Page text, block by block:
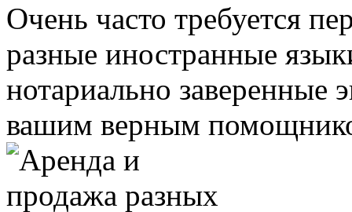
Очень часто требуется
разные иностранные
нотариально заверенные
вашим верным